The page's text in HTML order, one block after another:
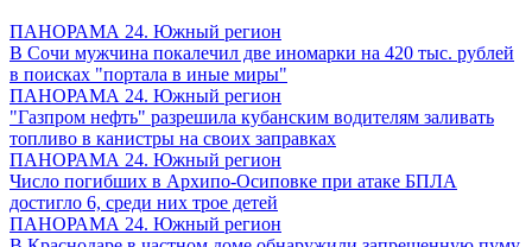
ПАНОРАМА 24. Южный регион
В Сочи мужчина покалечил две иномарки на 420 тыс. рублей
в поисках "портала в иные миры"
ПАНОРАМА 24. Южный регион
"Газпром нефть" разрешила кубанским водителям заливать
топливо в канистры на своих заправках
ПАНОРАМА 24. Южный регион
Число погибших в Архипо-Осиповке при атаке БПЛА
достигло 6, среди них трое детей
ПАНОРАМА 24. Южный регион